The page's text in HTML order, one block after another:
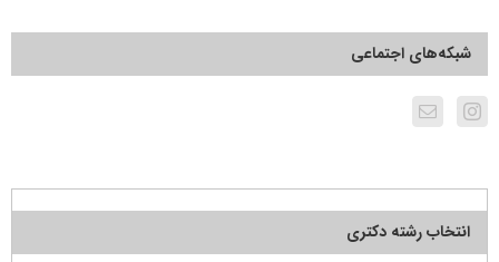
شبکه‌های اجتماعی
انتخاب رشته دکتری